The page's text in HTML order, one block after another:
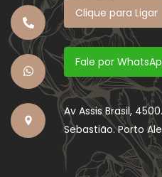
Clique para Ligar
Fale por
Av Assis Brasil,
Sebastião. Porto